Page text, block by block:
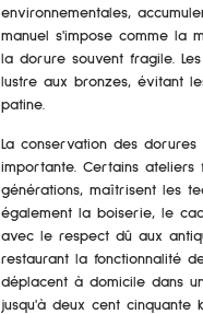
environnementales,
manuel s'impose comme la
la dorure souvent fragile.
lustre aux bronzes, évitant
patine.
La conservation des
importante. Certains
générations, maîtrisent les
également la boiserie, le
avec le respect dû aux
restaurant la fonctionnalité
déplacent à domicile dans
jusqu'à deux cent cinquante